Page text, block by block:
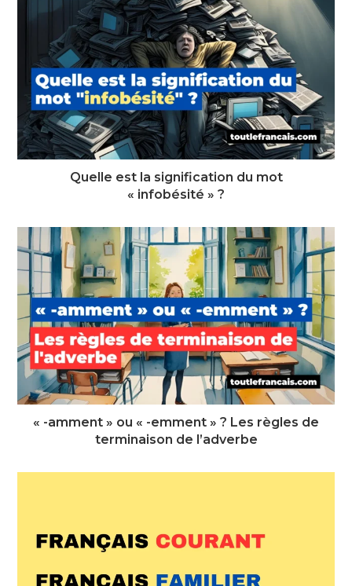
Quelle est la signification du mot
« infobésité » ?
« -amment » ou « -emment » ? Les règles de
terminaison de l’adverbe